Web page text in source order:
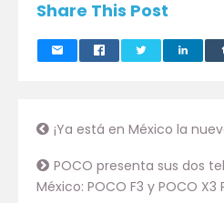
Share This Post
¡Ya está en México la
POCO presenta sus dos
México: POCO F3 y POCO X3